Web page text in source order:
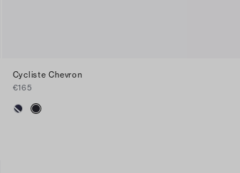
Cycliste Chevron
€165